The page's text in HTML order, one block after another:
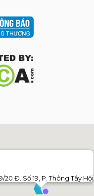
20 Đ. Số 19, P. Thông Tây Hội